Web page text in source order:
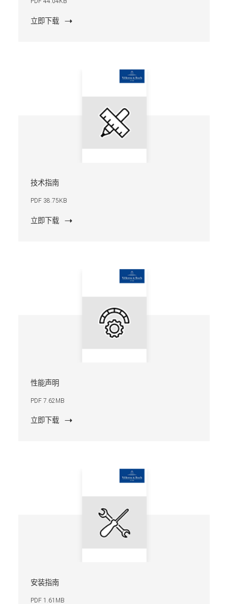
立即下载
技术指南
PDF 38.75KB
立即下载
性能声明
PDF 7.62MB
立即下载
安装指南
PDF 1.61MB